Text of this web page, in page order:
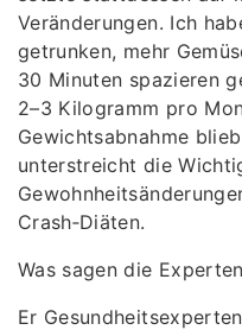
Veränderungen. Ich
getrunken, mehr
30 Minuten spazieren
2–3 Kilogramm pro
Gewichtsabnahme
unterstreicht die
Crash‑Diäten.
Was sagen die
Er